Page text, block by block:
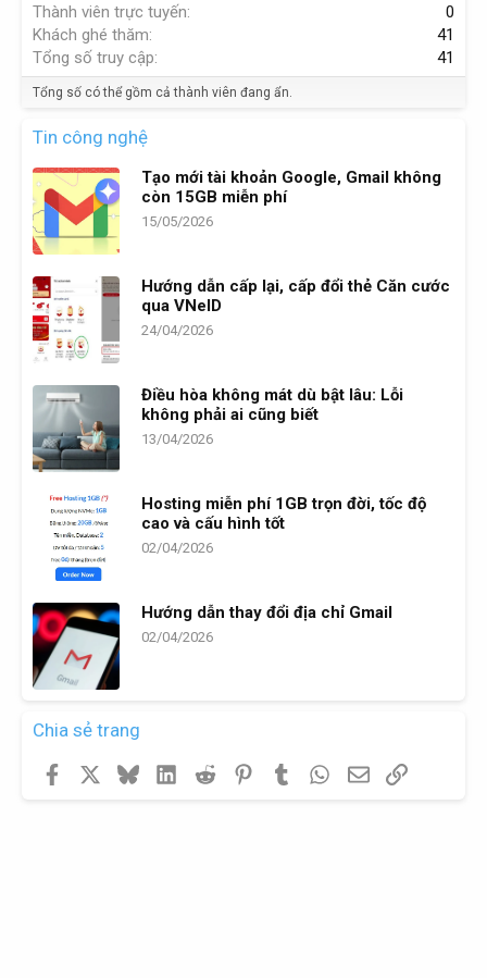
Thành viên trực tuyến
0
Khách ghé thăm
41
Tổng số truy cập
41
Tổng số có thể gồm cả thành viên đang ẩn.
Tin công nghệ
Tạo mới tài khoản Google, Gmail không
còn 15GB miễn phí
15/05/2026
Hướng dẫn cấp lại, cấp đổi thẻ Căn cước
qua VNeID
24/04/2026
Điều hòa không mát dù bật lâu: Lỗi
không phải ai cũng biết
13/04/2026
Hosting miễn phí 1GB trọn đời, tốc độ
cao và cấu hình tốt
02/04/2026
Hướng dẫn thay đổi địa chỉ Gmail
02/04/2026
Chia sẻ trang
Facebook BlueskyLinkedInReddit PinterestTumblr WhatsApp
EmailLink